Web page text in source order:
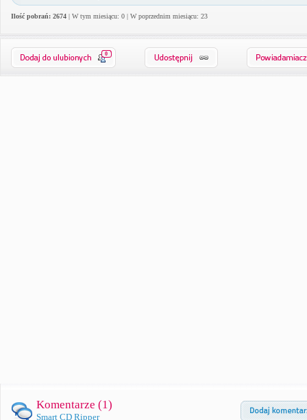
Ilość pobrań: 2674 | W tym miesiącu: 0 | W poprzednim miesiącu: 23
0
Komentarze (1)
Smart CD Ripper